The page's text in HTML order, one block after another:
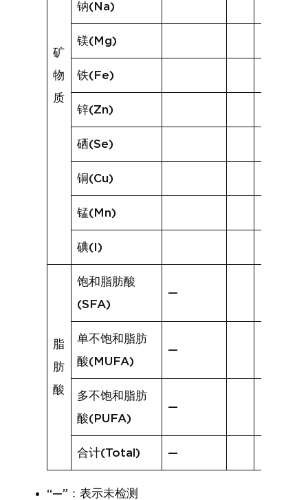
矿
物
质
钠(Na)
镁(Mg)
铁(Fe)
锌(Zn)
硒(Se)
铜(Cu)
锰(Mn)
碘(I)
脂
肪
酸
饱和脂肪酸
(SFA)
—
单不饱和脂肪
酸(MUFA)
—
多不饱和脂肪
酸(PUFA)
—
合计(Total) —
“—”：表示未检测